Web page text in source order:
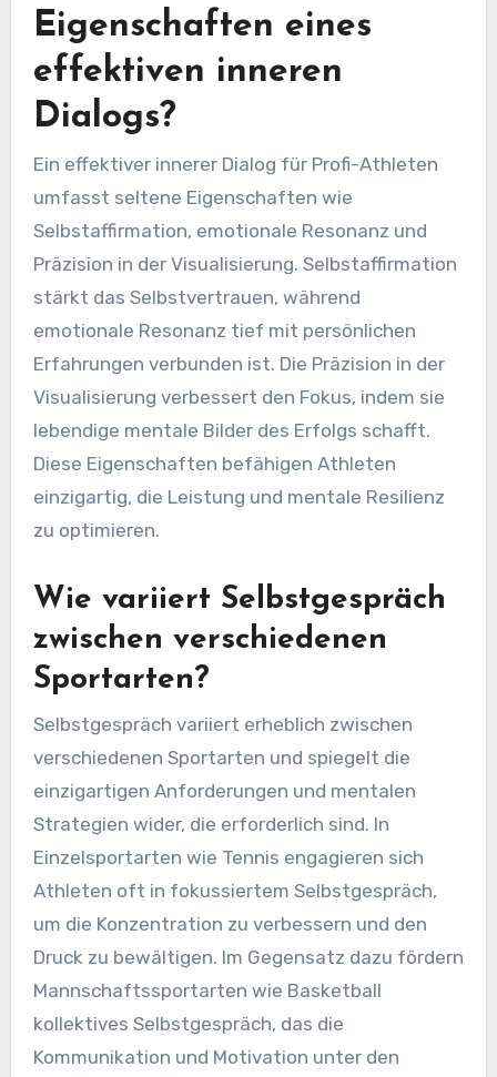
Eigenschaften eines
effektiven inneren
Dialogs?
Ein effektiver innerer Dialog für Profi-Athleten
umfasst seltene Eigenschaften wie
Selbstaffirmation, emotionale Resonanz und
Präzision in der Visualisierung. Selbstaffirmation
stärkt das Selbstvertrauen, während
emotionale Resonanz tief mit persönlichen
Erfahrungen verbunden ist. Die Präzision in der
Visualisierung verbessert den Fokus, indem sie
lebendige mentale Bilder des Erfolgs schafft.
Diese Eigenschaften befähigen Athleten
einzigartig, die Leistung und mentale Resilienz
zu optimieren.
Wie variiert Selbstgespräch
zwischen verschiedenen
Sportarten?
Selbstgespräch variiert erheblich zwischen
verschiedenen Sportarten und spiegelt die
einzigartigen Anforderungen und mentalen
Strategien wider, die erforderlich sind. In
Einzelsportarten wie Tennis engagieren sich
Athleten oft in fokussiertem Selbstgespräch,
um die Konzentration zu verbessern und den
Druck zu bewältigen. Im Gegensatz dazu fördern
Mannschaftssportarten wie Basketball
kollektives Selbstgespräch, das die
Kommunikation und Motivation unter den